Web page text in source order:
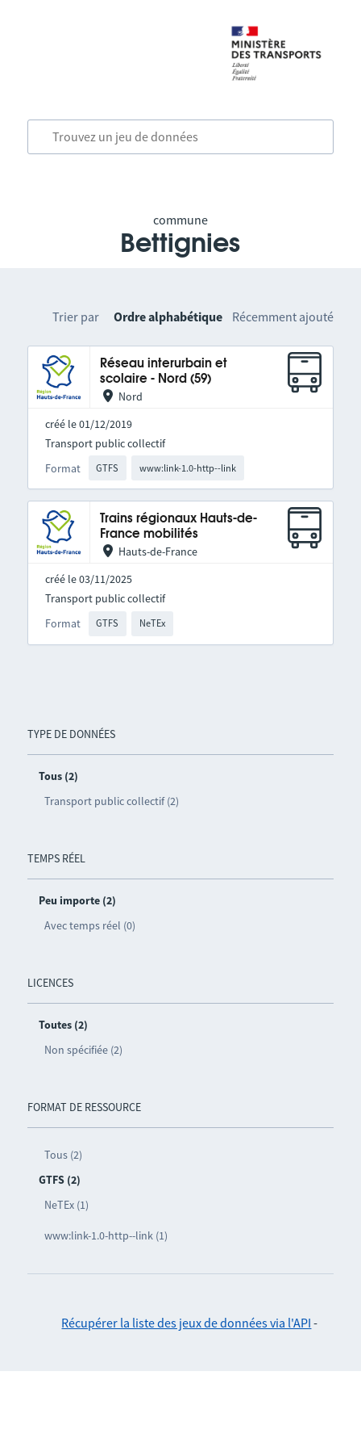
commune
Bettignies
TYPE DE DONNÉES
Tous (2)
Transport public collectif (2)
TEMPS RÉEL
Peu importe (2)
Avec temps réel (0)
LICENCES
Toutes (2)
Non spécifiée (2)
FORMAT DE RESSOURCE
Tous (2)
GTFS (2)
NeTEx (1)
www:link-1.0-http--link (1)
Trier par Ordre alphabétique Récemment ajouté
Réseau interurbain et
scolaire - Nord (59)
Nord
créé le 01/12/2019
Format GTFS www:link-1.0-http--link
Transport public collectif
Trains régionaux Hauts-de-
France mobilités
Hauts-de-France
créé le 03/11/2025
Format GTFS NeTEx
Transport public collectif
Récupérer la liste des jeux de données via l'API -